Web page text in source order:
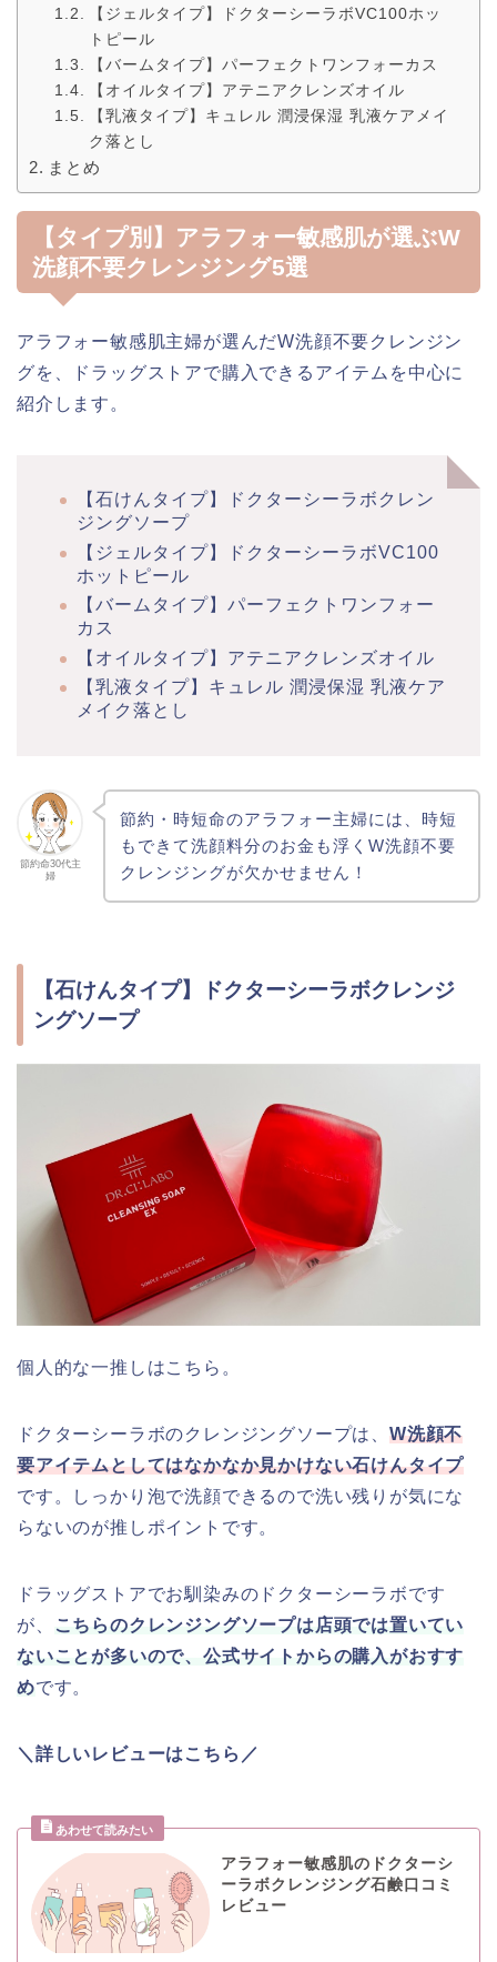
【ジェルタイプ】ドクターシーラボVC100ホッ
トピール
【バームタイプ】パーフェクトワンフォーカス
【オイルタイプ】アテニアクレンズオイル
【乳液タイプ】キュレル 潤浸保湿 乳液ケアメイ
ク落とし
まとめ
【タイプ別】アラフォー敏感肌が選ぶW
洗顔不要クレンジング5選
アラフォー敏感肌主婦が選んだW洗顔不要クレンジン
グを、ドラッグストアで購入できるアイテムを中心に
紹介します。
【石けんタイプ】ドクターシーラボクレン
ジングソープ
【ジェルタイプ】ドクターシーラボVC100
ホットピール
【バームタイプ】パーフェクトワンフォー
カス
【オイルタイプ】アテニアクレンズオイル
【乳液タイプ】キュレル 潤浸保湿 乳液ケア
メイク落とし
節約命30代主
婦
節約・時短命のアラフォー主婦には、時短
もできて洗顔料分のお金も浮くW洗顔不要
クレンジングが欠かせません！
【石けんタイプ】ドクターシーラボクレンジ
ングソープ
個人的な一推しはこちら。
ドクターシーラボのクレンジングソープは、 W洗顔不
要アイテムとしてはなかなか見かけない石けんタイプ
です。しっかり泡で洗顔できるので洗い残りが気にな
らないのが推しポイントです。
ドラッグストアでお馴染みのドクターシーラボです
が、 こちらのクレンジングソープは店頭では置いてい
ないことが多いので、公式サイトからの購入がおすす
めです。
＼詳しいレビューはこちら／
アラフォー敏感肌のドクターシ
ーラボクレンジング石鹸口コミ
レビュー